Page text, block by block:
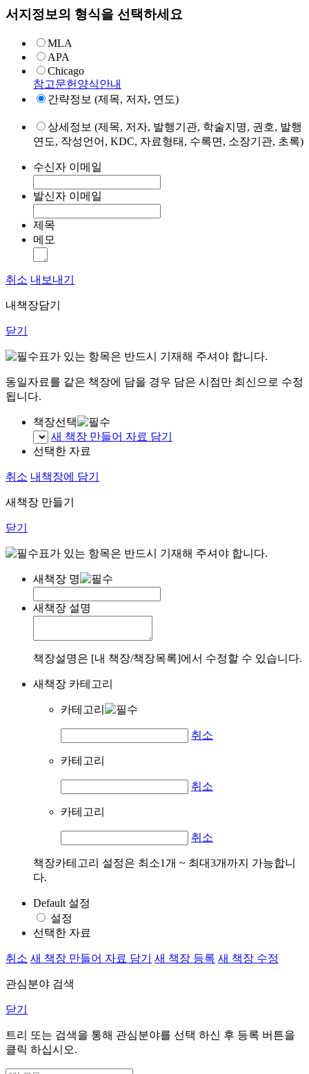
서지정보의 형식을 선택하세요
MLA
APA
Chicago
참고문헌양식안내
간략정보 (제목, 저자, 연도)
상세정보 (제목, 저자, 발행기관, 학술지명, 권호, 발행
연도, 작성언어, KDC, 자료형태, 수록면, 소장기관, 초록)
수신자 이메일
발신자 이메일
제목
메모
취소 내보내기
내책장담기
닫기
표가 있는 항목은 반드시 기재해 주셔야 합니다.
동일자료를 같은 책장에 담을 경우 담은 시점만 최신으로 수정
됩니다.
책장선택
새 책장 만들어 자료 담기
선택한 자료
취소 내책장에 담기
새책장 만들기
닫기
표가 있는 항목은 반드시 기재해 주셔야 합니다.
새책장 명
새책장 설명
책장설명은 [내 책장/책장목록]에서 수정할 수 있습니다.
새책장 카테고리
카테고리
취소
카테고리
취소
카테고리
취소
책장카테고리 설정은 최소1개 ~ 최대3개까지 가능합니
다.
Default 설정
설정
선택한 자료
취소 새 책장 만들어 자료 담기 새 책장 등록 새 책장 수정
관심분야 검색
닫기
트리 또는 검색을 통해 관심분야를 선택 하신 후 등록 버튼을
클릭 하십시오.